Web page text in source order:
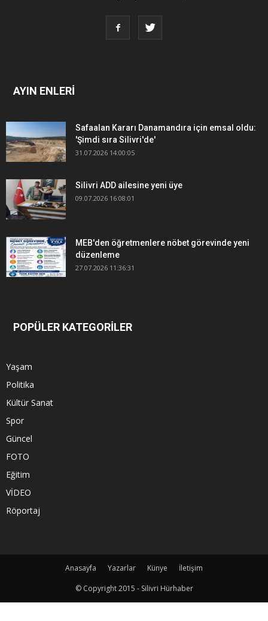
AYIN ENLERİ
Safaalan Kararı Danamandıra için emsal oldu:
'Şimdi sıra Silivri'de'
31.07.2026 14:00:05
Silivri ADD ailesine yeni üye
09.07.2026 16:08:01
MEB'den öğretmenlere nöbet görevinde yeni
düzenleme
27.07.2026 11:36:31
POPÜLER KATEGORİLER
Yaşam
Politika
Kültür Sanat
Spor
Güncel
FOTO
Eğitim
VİDEO
Röportaj
Anasayfa Yazarlar Künye
İletişim
© Copyright 2015 - Silivri Hürhaber